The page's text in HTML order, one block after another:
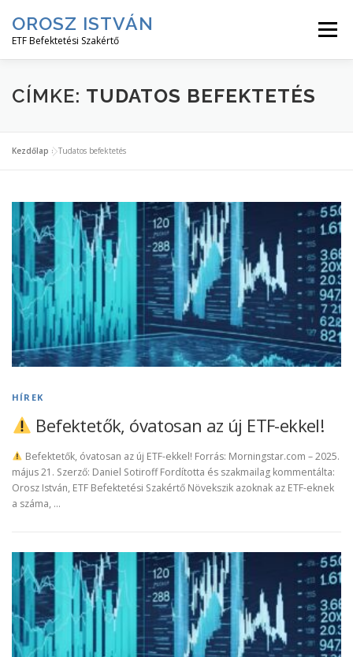
tartalomhoz
OROSZ ISTVÁN
ETF Befektetési Szakértő
Menü
KEZDJ ITT! ETF HÍREK ETF CIKKEK
ETF MESTERKURZUS
CÍMKE: TUDATOS BEFEKTETÉS
Kezdőlap »Tudatos befektetés
HÍREK
Befektetők, óvatosan az új ETF-ekkel!
Befektetők, óvatosan az új ETF-ekkel! Forrás: Morningstar.com – 2025.
május 21. Szerző: Daniel Sotiroff Fordította és szakmailag kommentálta:
Orosz István, ETF Befektetési Szakértő Növekszik azoknak az ETF-eknek
a száma, …